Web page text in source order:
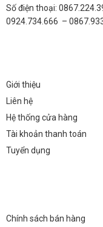
Số điện thoại:
0924.734.666 –
Giới thiệu
Liên hệ
Hệ thống cửa hàng
Tài khoản thanh toán
Tuyển dụng
Chính sách bán hàng